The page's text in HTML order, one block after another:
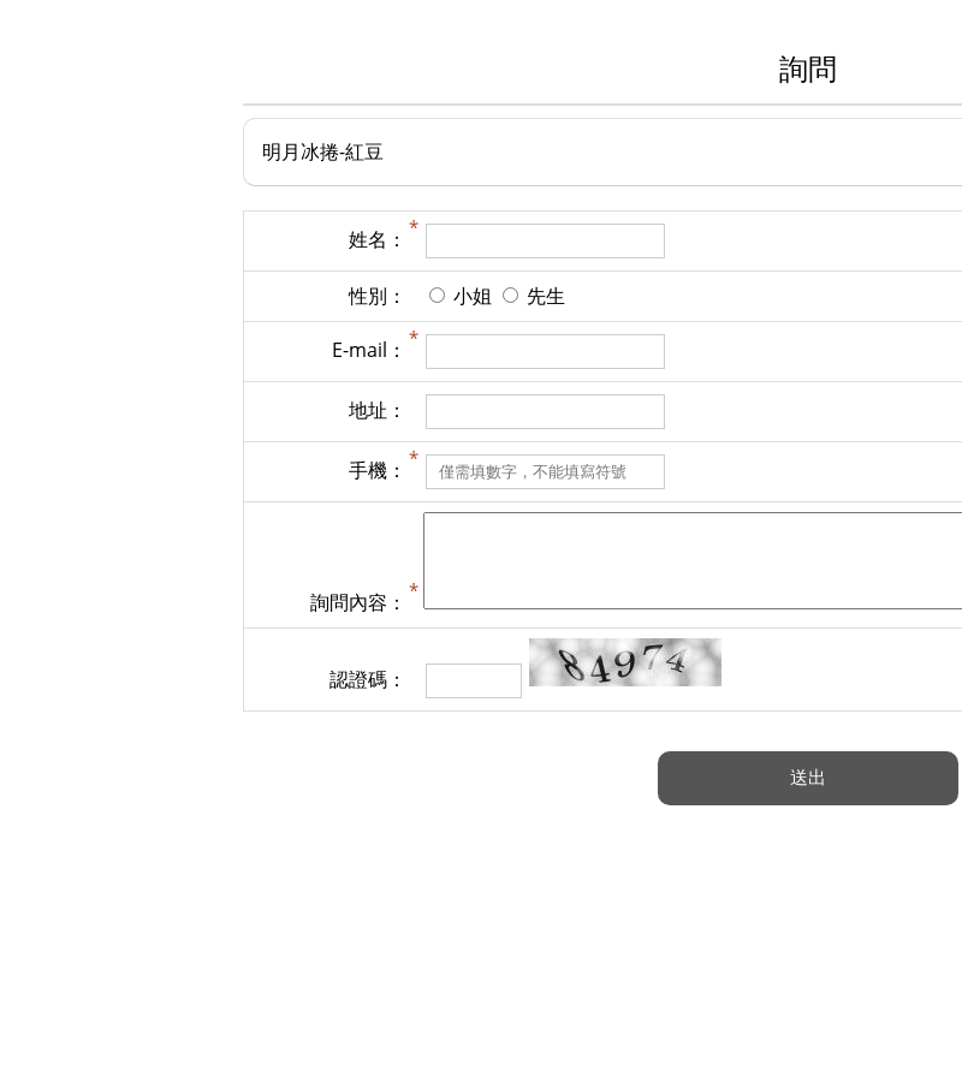
詢問
明月冰捲-紅豆
姓名：
性別： 小姐 先生
E-mail：
地址：
手機：
詢問內容：
認證碼：